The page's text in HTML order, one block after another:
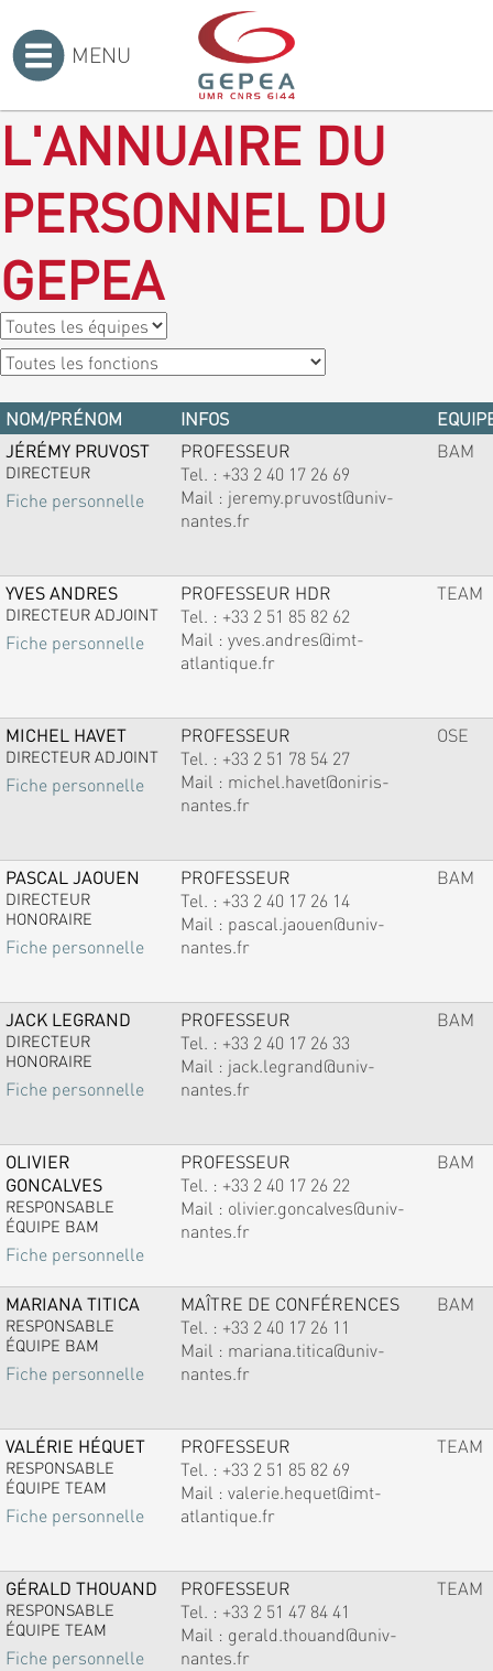
MENU
L'ANNUAIRE DU
PERSONNEL DU
GEPEA
NOM/PRÉNOM INFOS
JÉRÉMY PRUVOST
DIRECTEUR
Fiche personnelle
PROFESSEUR
Tel. : +33 2 40 17 26 69
Mail : jeremy.pruvost@univ-
nantes.fr
BAM
YVES ANDRES
DIRECTEUR ADJOINT
Fiche personnelle
PROFESSEUR HDR
Tel. : +33 2 51 85 82 62
Mail : yves.andres@imt-
atlantique.fr
TEAM
MICHEL HAVET
DIRECTEUR ADJOINT
Fiche personnelle
PROFESSEUR
Tel. : +33 2 51 78 54 27
Mail : michel.havet@oniris-
nantes.fr
OSE
PASCAL JAOUEN
DIRECTEUR
HONORAIRE
Fiche personnelle
PROFESSEUR
Tel. : +33 2 40 17 26 14
Mail : pascal.jaouen@univ-
nantes.fr
BAM
JACK LEGRAND
DIRECTEUR
HONORAIRE
Fiche personnelle
PROFESSEUR
Tel. : +33 2 40 17 26 33
Mail : jack.legrand@univ-
nantes.fr
BAM
OLIVIER
GONCALVES
RESPONSABLE
ÉQUIPE BAM
Fiche personnelle
PROFESSEUR
Tel. : +33 2 40 17 26 22
Mail : olivier.goncalves@univ-
nantes.fr
BAM
MARIANA TITICA
RESPONSABLE
ÉQUIPE BAM
Fiche personnelle
MAÎTRE DE CONFÉRENCES
Tel. : +33 2 40 17 26 11
Mail : mariana.titica@univ-
nantes.fr
BAM
VALÉRIE HÉQUET
RESPONSABLE
ÉQUIPE TEAM
Fiche personnelle
PROFESSEUR
Tel. : +33 2 51 85 82 69
Mail : valerie.hequet@imt-
atlantique.fr
TEAM
GÉRALD THOUAND
RESPONSABLE
ÉQUIPE TEAM
Fiche personnelle
PROFESSEUR
Tel. : +33 2 51 47 84 41
Mail : gerald.thouand@univ-
nantes.fr
TEAM